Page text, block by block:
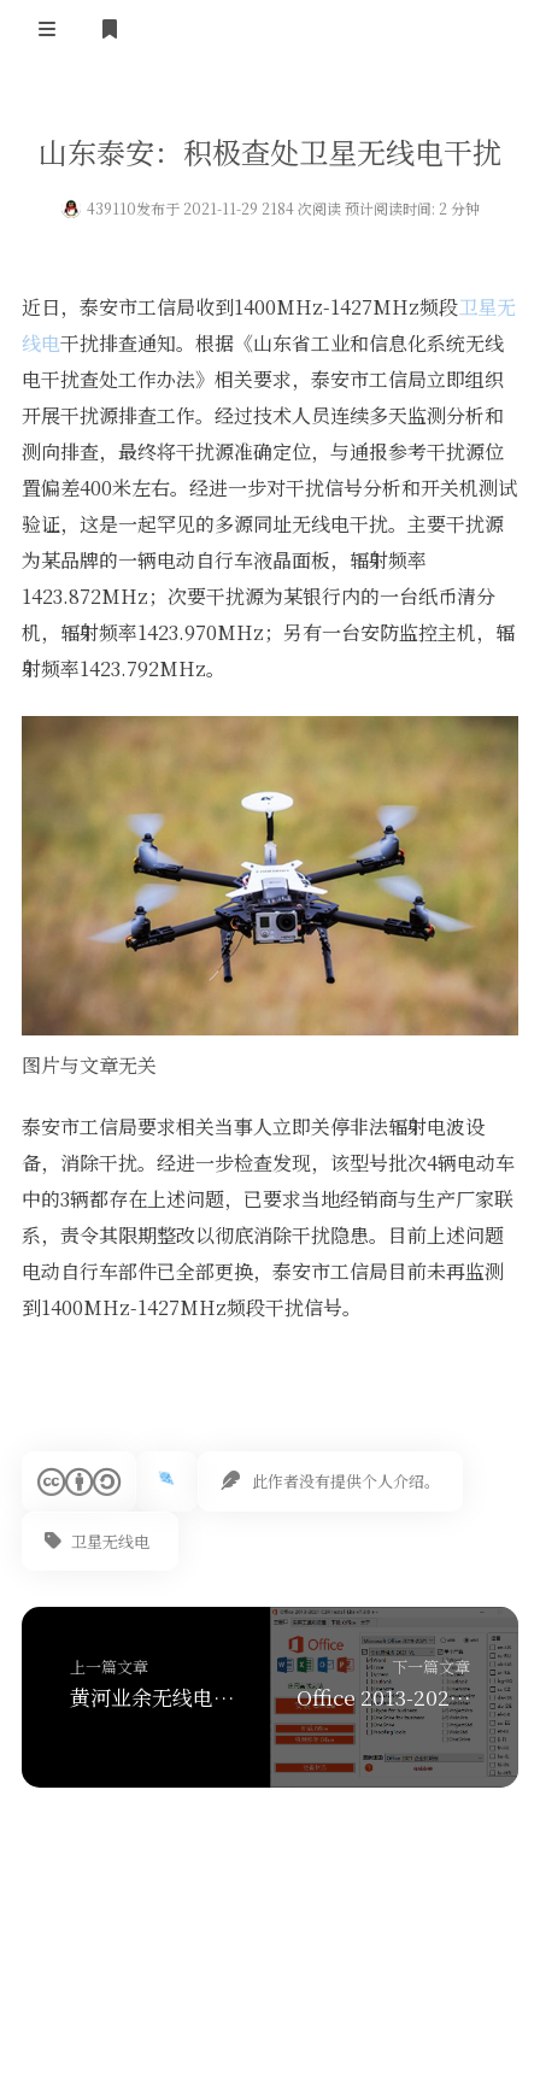
黄河事务
内部信息
黄河使命
黄河新闻
无线新闻
活动竞赛
行业新闻
BA4II
图文教程
视频资料
HAM技巧
软件
器材专区
车载类别
摩托车
编号申请
黄河直播
编号查询
山东泰安：积极查处卫星无线电干扰
439110发布于 2021-11-29 2184 次阅读 预计阅读时间: 2 分钟
近日，泰安市工信局收到1400MHz-1427MHz频段卫星无
线电干扰排查通知。根据《山东省工业和信息化系统无线
电干扰查处工作办法》相关要求，泰安市工信局立即组织
开展干扰源排查工作。经过技术人员连续多天监测分析和
测向排查，最终将干扰源准确定位，与通报参考干扰源位
置偏差400米左右。经进一步对干扰信号分析和开关机测试
验证，这是一起罕见的多源同址无线电干扰。主要干扰源
为某品牌的一辆电动自行车液晶面板，辐射频率
1423.872MHz；次要干扰源为某银行内的一台纸币清分
机，辐射频率1423.970MHz；另有一台安防监控主机，辐
射频率1423.792MHz。
图片与文章无关
泰安市工信局要求相关当事人立即关停非法辐射电波设
备，消除干扰。经进一步检查发现，该型号批次4辆电动车
中的3辆都存在上述问题，已要求当地经销商与生产厂家联
系，责令其限期整改以彻底消除干扰隐患。目前上述问题
电动自行车部件已全部更换，泰安市工信局目前未再监测
到1400MHz-1427MHz频段干扰信号。
此作者没有提供个人介绍。
卫星无线电
上一篇文章
黄河业余无线电2022新年联谊会通知
下一篇文章
Office 2013-2021 C2R Install